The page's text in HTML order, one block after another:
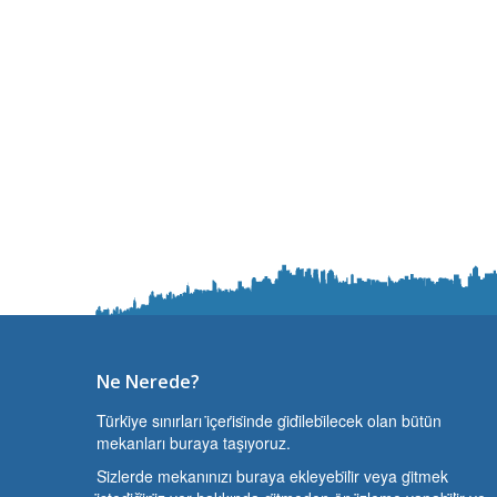
Ne Nerede?
Türki̇ye sınırları i̇çeri̇si̇nde gi̇di̇lebi̇lecek olan bütün
mekanları buraya taşıyoruz.
Si̇zlerde mekanınızı buraya ekleyebi̇li̇r veya gi̇tmek